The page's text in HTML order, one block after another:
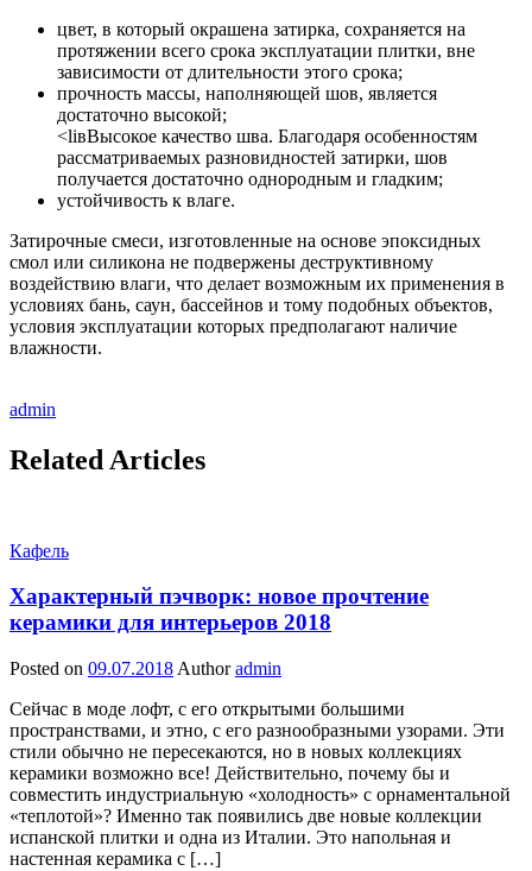
цвет, в который окрашена затирка, сохраняется на
протяжении всего срока эксплуатации плитки, вне
зависимости от длительности этого срока;
прочность массы, наполняющей шов, является
достаточно высокой;
<liвВысокое качество шва. Благодаря особенностям
рассматриваемых разновидностей затирки, шов
получается достаточно однородным и гладким;
устойчивость к влаге.
Затирочные смеси, изготовленные на основе эпоксидных
смол или силикона не подвержены деструктивному
воздействию влаги, что делает возможным их применения в
условиях бань, саун, бассейнов и тому подобных объектов,
условия эксплуатации которых предполагают наличие
влажности.
admin
Related Articles
Кафель
Характерный пэчворк: новое прочтение
керамики для интерьеров 2018
Posted on 09.07.2018 Author admin
Сейчас в моде лофт, с его открытыми большими
пространствами, и этно, с его разнообразными узорами. Эти
стили обычно не пересекаются, но в новых коллекциях
керамики возможно все! Действительно, почему бы и
совместить индустриальную «холодность» с орнаментальной
«теплотой»? Именно так появились две новые коллекции
испанской плитки и одна из Италии. Это напольная и
настенная керамика с […]